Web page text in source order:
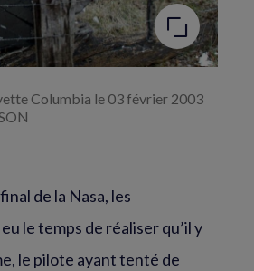
Columbia le 03 février 2003
de la Nasa, les
le temps de réaliser qu’il y
le pilote ayant tenté de